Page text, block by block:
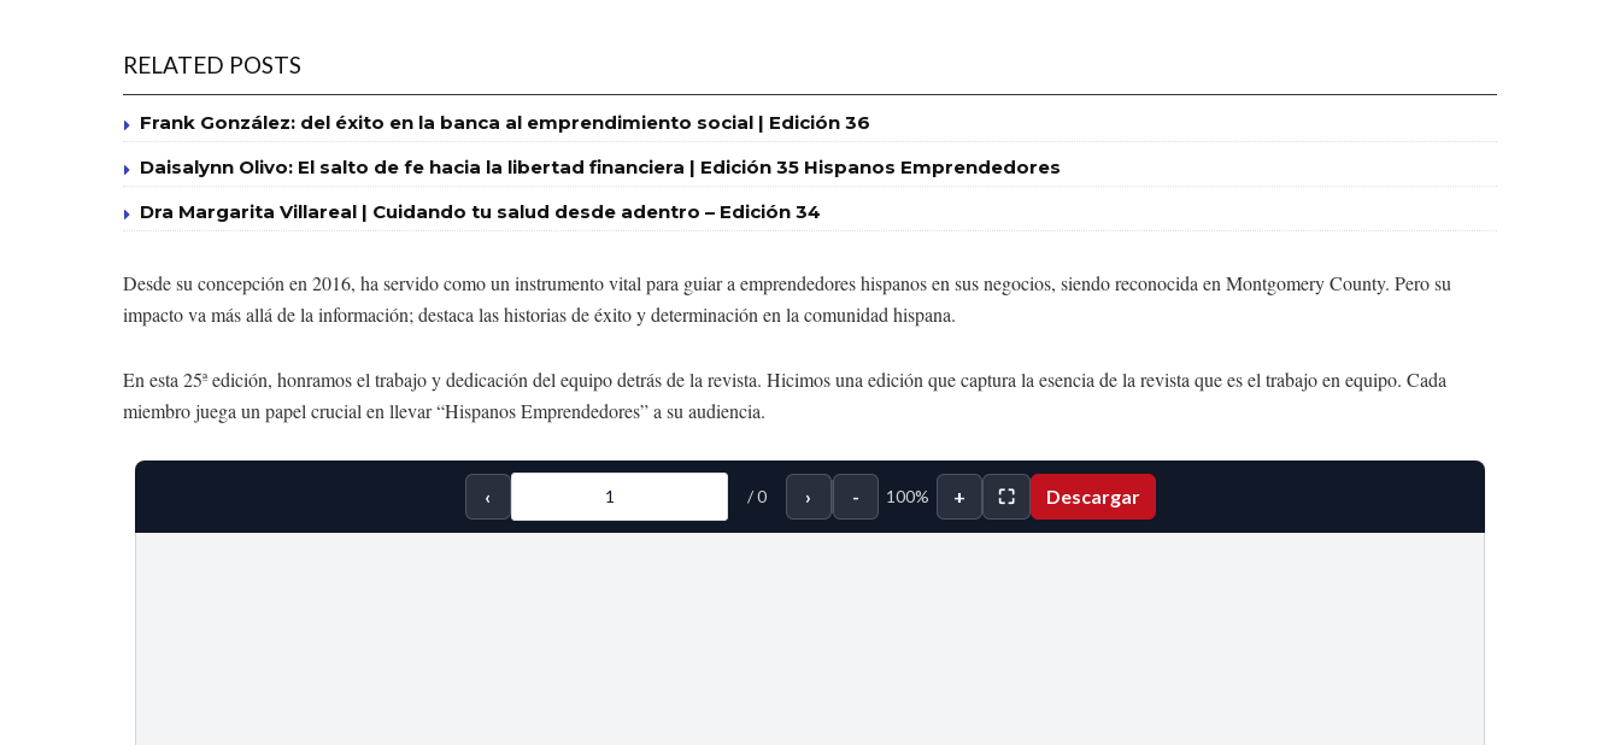
RELATED POSTS
Frank González: del éxito en la banca al emprendimiento social | Edición 36
Daisalynn Olivo: El salto de fe hacia la libertad financiera | Edición 35 Hispanos Emprendedores
Dra Margarita Villareal | Cuidando tu salud desde adentro – Edición 34
Desde su concepción en 2016, ha servido como un instrumento vital para guiar a emprendedores hispanos en sus negocios, siendo reconocida en Montgomery County. Pero su
impacto va más allá de la información; destaca las historias de éxito y determinación en la comunidad hispana.
En esta 25ª edición, honramos el trabajo y dedicación del equipo detrás de la revista. Hicimos una edición que captura la esencia de la revista que es el trabajo en equipo. Cada
miembro juega un papel crucial en llevar “Hispanos Emprendedores” a su audiencia.
‹ /0 › - 100% + ⛶ Descargar